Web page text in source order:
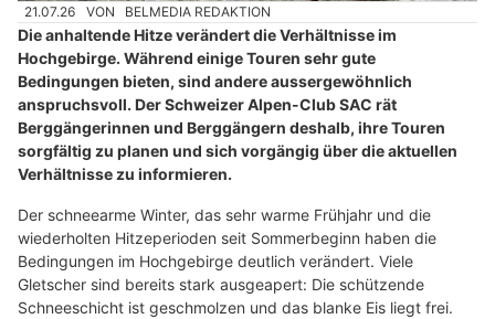
21.07.26 VON BELMEDIA REDAKTION
Die anhaltende Hitze verändert die Verhältnisse im
Hochgebirge. Während einige Touren sehr gute
Bedingungen bieten, sind andere aussergewöhnlich
anspruchsvoll. Der Schweizer Alpen-Club SAC rät
Berggängerinnen und Berggängern deshalb, ihre Touren
sorgfältig zu planen und sich vorgängig über die aktuellen
Verhältnisse zu informieren.
Der schneearme Winter, das sehr warme Frühjahr und die
wiederholten Hitzeperioden seit Sommerbeginn haben die
Bedingungen im Hochgebirge deutlich verändert. Viele
Gletscher sind bereits stark ausgeapert: Die schützende
Schneeschicht ist geschmolzen und das blanke Eis liegt frei.